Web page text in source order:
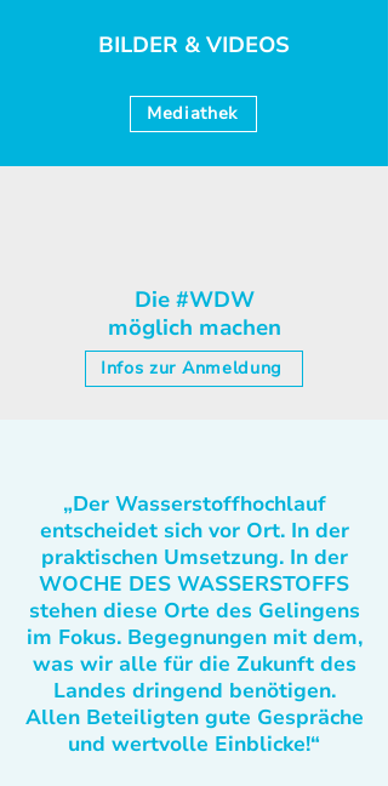
BILDER & VIDEOS
Mediathek
Die #WDW
möglich machen
Infos zur Anmeldung
„Der Wasserstoffhochlauf
entscheidet sich vor Ort. In der
praktischen Umsetzung. In der
WOCHE DES WASSERSTOFFS
stehen diese Orte des Gelingens
im Fokus. Begegnungen mit dem,
was wir alle für die Zukunft des
Landes dringend benötigen.
Allen Beteiligten gute Gespräche
und wertvolle Einblicke!“